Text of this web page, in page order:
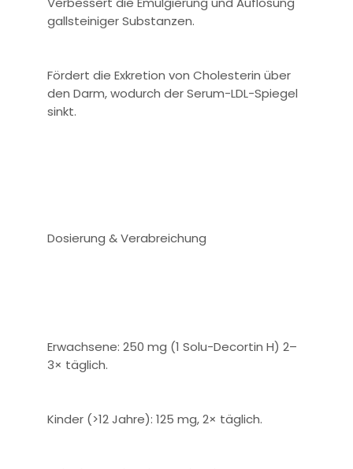
gallsteiniger Substanzen.
Fördert die Exkretion von Cholesterin über
den Darm, wodurch der Serum-LDL-Spiegel
sinkt.
Dosierung & Verabreichung
Erwachsene: 250 mg (1 Solu-Decortin H) 2–
3× täglich.
Kinder (>12 Jahre): 125 mg, 2× täglich.